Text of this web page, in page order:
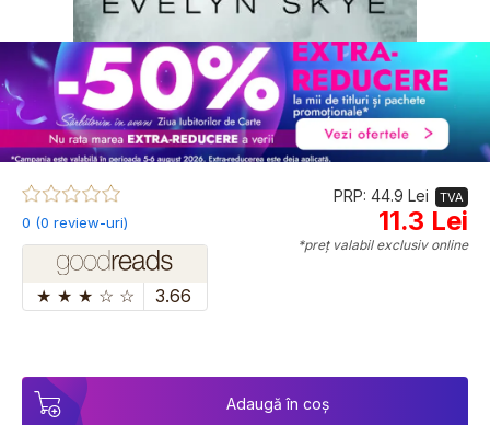
0 (0 review-uri)
★ ★ ★ ☆ ☆ 3.66
PRP: 44.9 Lei TVA
11.3 Lei
*preț valabil exclusiv online
Adaugă în coș